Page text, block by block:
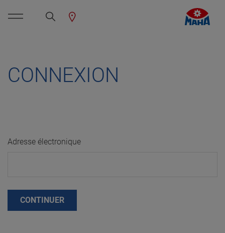
CONNEXION
Adresse électronique
CONTINUER